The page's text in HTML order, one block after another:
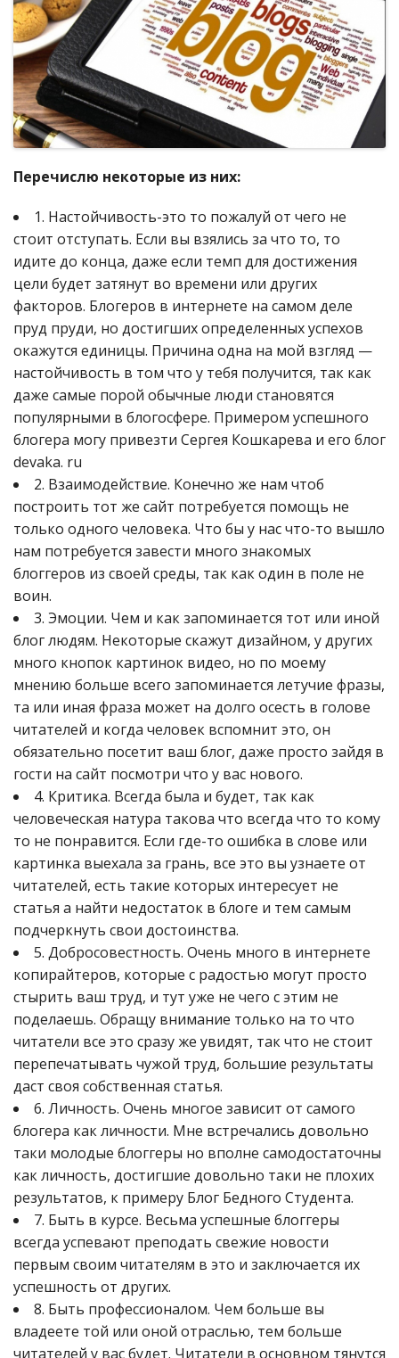
Перечислю некоторые из них:
1. Настойчивость-это то пожалуй от чего не
стоит отступать. Если вы взялись за что то, то
идите до конца, даже если темп для достижения
цели будет затянут во времени или других
факторов. Блогеров в интернете на самом деле
пруд пруди, но достигших определенных успехов
окажутся единицы. Причина одна на мой взгляд —
настойчивость в том что у тебя получится, так как
даже самые порой обычные люди становятся
популярными в блогосфере. Примером успешного
блогера могу привезти Сергея Кошкарева и его блог
devaka. ru
2. Взаимодействие. Конечно же нам чтоб
построить тот же сайт потребуется помощь не
только одного человека. Что бы у нас что-то вышло
нам потребуется завести много знакомых
блоггеров из своей среды, так как один в поле не
воин.
3. Эмоции. Чем и как запоминается тот или иной
блог людям. Некоторые скажут дизайном, у других
много кнопок картинок видео, но по моему
мнению больше всего запоминается летучие фразы,
та или иная фраза может на долго осесть в голове
читателей и когда человек вспомнит это, он
обязательно посетит ваш блог, даже просто зайдя в
гости на сайт посмотри что у вас нового.
4. Критика. Всегда была и будет, так как
человеческая натура такова что всегда что то кому
то не понравится. Если где-то ошибка в слове или
картинка выехала за грань, все это вы узнаете от
читателей, есть такие которых интересует не
статья а найти недостаток в блоге и тем самым
подчеркнуть свои достоинства.
5. Добросовестность. Очень много в интернете
копирайтеров, которые с радостью могут просто
стырить ваш труд, и тут уже не чего с этим не
поделаешь. Обращу внимание только на то что
читатели все это сразу же увидят, так что не стоит
перепечатывать чужой труд, большие результаты
даст своя собственная статья.
6. Личность. Очень многое зависит от самого
блогера как личности. Мне встречались довольно
таки молодые блоггеры но вполне самодостаточны
как личность, достигшие довольно таки не плохих
результатов, к примеру Блог Бедного Студента.
7. Быть в курсе. Весьма успешные блоггеры
всегда успевают преподать свежие новости
первым своим читателям в это и заключается их
успешность от других.
8. Быть профессионалом. Чем больше вы
владеете той или оной отраслью, тем больше
читателей у вас будет. Читатели в основном тянутся